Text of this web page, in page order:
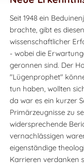
Seit 1948 ein
brachte, gibt es
wissenschaftlicher
- wobei die
geronnen sind. Der
"Lügenprophet"
tun haben, wollten
da war es ein kurzer
Primärzeugnisse zu
widersprechende
vernachlässigen
eigenständige
Karrieren verdanken